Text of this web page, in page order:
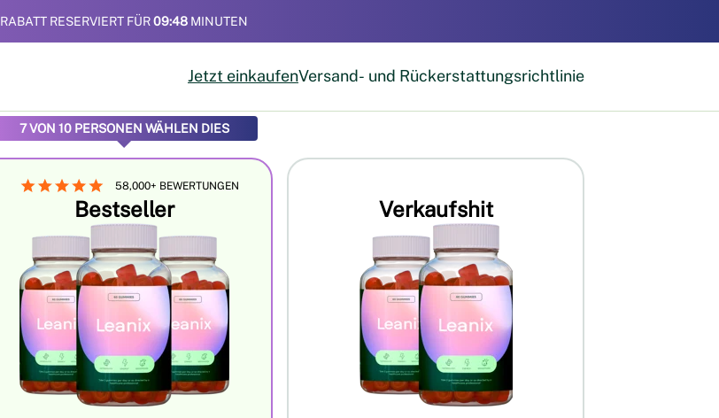
RABATT RESERVIERT FÜR09:47MINUTEN
Jetzt einkaufenVersand- und Rückerstattungsrichtlinie
7 VON 10 PERSONEN WÄHLEN DIES
58,000+ BEWERTUNGEN
Bestseller Verkaufshit